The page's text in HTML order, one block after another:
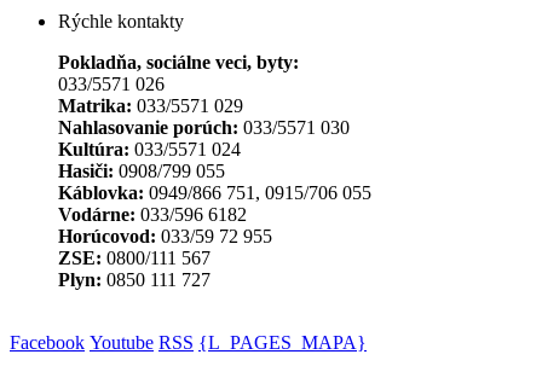
Rýchle kontakty
Pokladňa, sociálne veci, byty:
033/5571 026
Matrika: 033/5571 029
Nahlasovanie porúch: 033/5571 030
Kultúra: 033/5571 024
Hasiči: 0908/799 055
Káblovka: 0949/866 751, 0915/706 055
Vodárne: 033/596 6182
Horúcovod: 033/59 72 955
ZSE: 0800/111 567
Plyn: 0850 111 727
Facebook Youtube RSS {L_PAGES_MAPA}